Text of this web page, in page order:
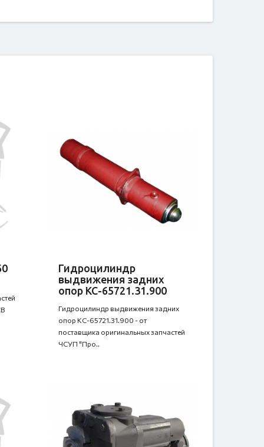
Гидроцилиндр
выдвижения задних
опор КС-65721.31.900
Гидроцилиндр выдвижения задних
опор КС-65721.31.900 - от
поставщика оригинальных запчастей
ЧСУП "Про..